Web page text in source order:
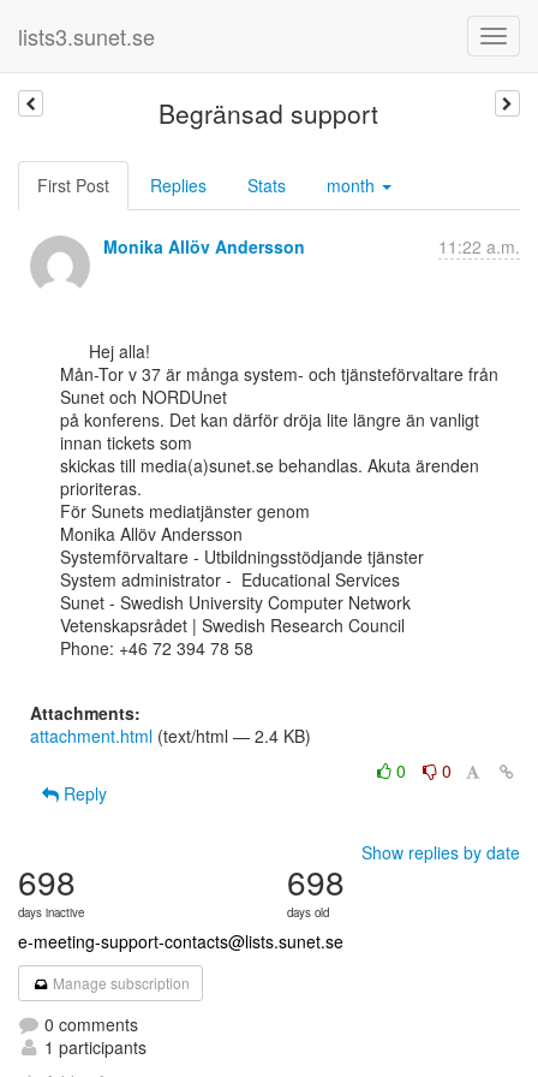
lists3.sunet.se
Begränsad support
First Post Replies Stats month
Monika Allöv Andersson 11:22 a.m.
Mån-Tor v 37 är många system- och tjänsteförvaltare från
Sunet och NORDUnet
på konferens. Det kan därför dröja lite längre än vanligt
innan tickets som
skickas till media(a)sunet.se behandlas. Akuta ärenden
prioriteras.
För Sunets mediatjänster genom
Monika Allöv Andersson
Systemförvaltare - Utbildningsstödjande tjänster
System administrator -  Educational Services
Sunet - Swedish University Computer Network
Vetenskapsrådet | Swedish Research Council
Phone: +46 72 394 78 58
Attachments:
attachment.html (text/html — 2.4 KB)
0
0
Reply
Show replies by date
698
days inactive
698
days old
e-meeting-support-contacts@lists.sunet.se
Manage subscription
0 comments
1 participants